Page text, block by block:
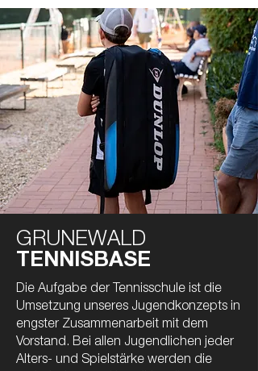
HERREN II
MF: Linus Trauberg
linus.trauberg@gmail.com
GRUNEWALD
TENNISBASE
Die Aufgabe der Tennisschule ist die
Umsetzung unseres Jugendkonzepts in
engster Zusammenarbeit mit dem
Vorstand. Bei allen Jugendlichen jeder
Alters- und Spielstärke werden die